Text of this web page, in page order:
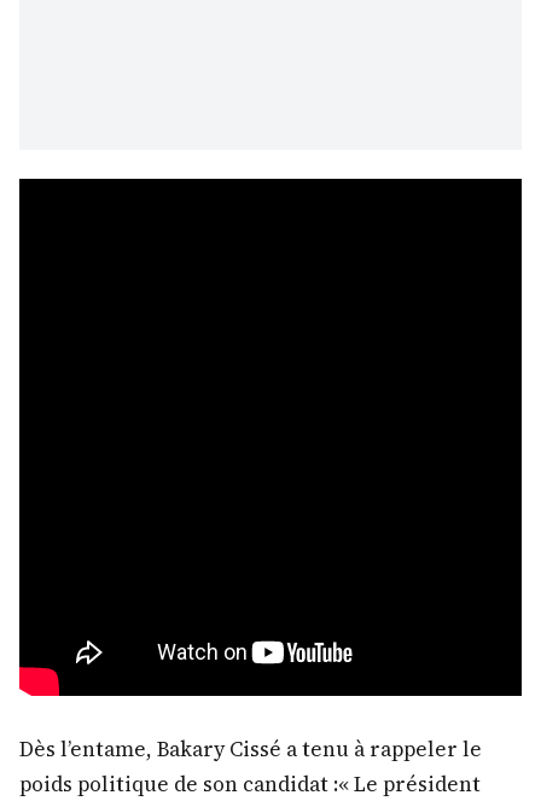
Dès l’entame, Bakary Cissé a tenu à rappeler le
poids politique de son candidat :« Le président